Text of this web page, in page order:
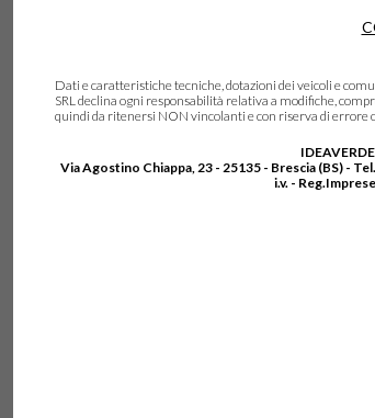
Dati e caratteristiche tecniche, dotazioni dei veicoli e
SRL declina ogni responsabilità relativa a modifiche,
quindi da ritenersi NON vincolanti e con riserva di errore
Via Agostino Chiappa, 23 - 25135 - Brescia (BS) -
i.v. -